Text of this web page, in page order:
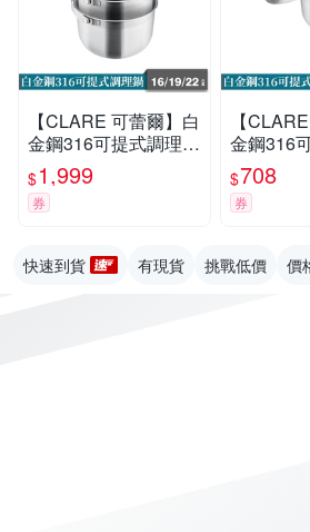
【CLARE 可蕾爾】白
金鋼316可提式調理鍋
16+19+22cm
$1,999
券
【
金鋼316
16cm
$708
券
快速到貨 有現貨 挑戰低價 價